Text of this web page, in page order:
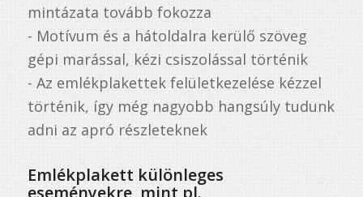
mintázata tovább fokozza
- Motívum és a hátoldalra kerülő szöveg
gépi marással, kézi csiszolással történik
- Az emlékplakettek felületkezelése kézzel
történik, így még nagyobb hangsúly tudunk
adni az apró részleteknek
Emlékplakett különleges